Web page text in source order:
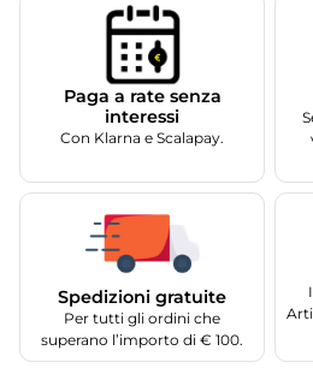
Paga a rate senza
interessi
Con Klarna e Scalapay.
Spedizioni gratuite
Per tutti gli ordini che
superano l’importo di € 100.